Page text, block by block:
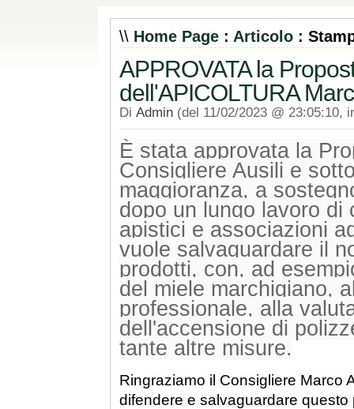
\\ Home Page : Articolo :
APPROVATA la
dell'APICOLTURA
Di Admin (del 11/02/2023 @ 23:05:10,
È stata approvata la
Consigliere Ausili e
maggioranza, a
dopo un lungo lavoro di
apistici e associazioni
vuole salvaguardare il
prodotti, con, ad
del miele marchigiano,
professionale, alla
dell'accensione di
tante altre misure.
Ringraziamo il Consigliere Marco
difendere e salvaguardare questo